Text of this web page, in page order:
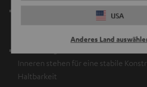
USA
Anderes Land
Große 25-mm-Hochtöner mit
einen breiten Abstrahlbereich sowie
aggressive Höhen
Inneren stehen für eine stabile
Haltbarkeit